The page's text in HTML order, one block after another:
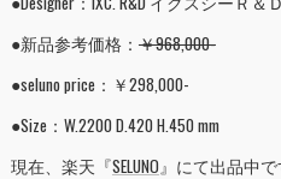
●新品参考価格： ￥968,000-
●seluno price：￥298,000-
●Size：W.2200 D.420 H.450 mm
現在、楽天『SELUNO』にて出品中で